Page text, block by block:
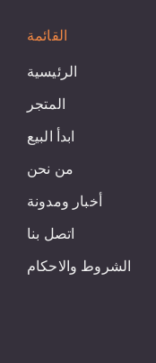
القائمة
الرئيسية
المتجر
ابدأ البيع
من نحن
أخبار ومدونة
اتصل بنا
الشروط والاحكام